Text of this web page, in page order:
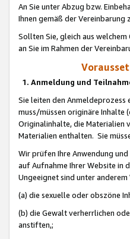
An Sie unter Abzug bzw.
Ihnen gemäß der Vereinbarung
Sollten Sie, gleich aus
an Sie im Rahmen der
1. Anmeldung und
Sie leiten den Anmeldeprozess
muss/müssen originäre Inhalte
Originalinhalte, die Materialien
Materialien enthalten. Sie
Wir prüfen Ihre Anwendung
auf Aufnahme Ihrer Website in
Ungeeignet sind unter anderem
(a) die sexuelle oder obszöne
(b) die Gewalt verherrlichen
anstiften,;